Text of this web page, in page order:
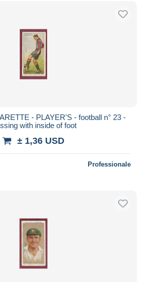
bancario
Aggiorna
- PLAYER'S - football n° 23 -
with inside of foot
± 1,36 USD
Professionale